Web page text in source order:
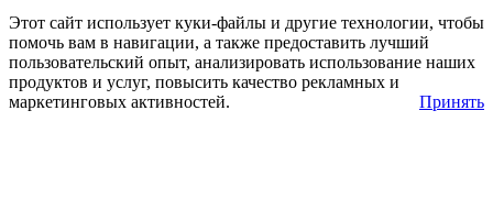
Этот сайт использует куки-файлы и другие технологии, чтобы
помочь вам в навигации, а также предоставить лучший
пользовательский опыт, анализировать использование наших
продуктов и услуг, повысить качество рекламных и
маркетинговых активностей.
Принять